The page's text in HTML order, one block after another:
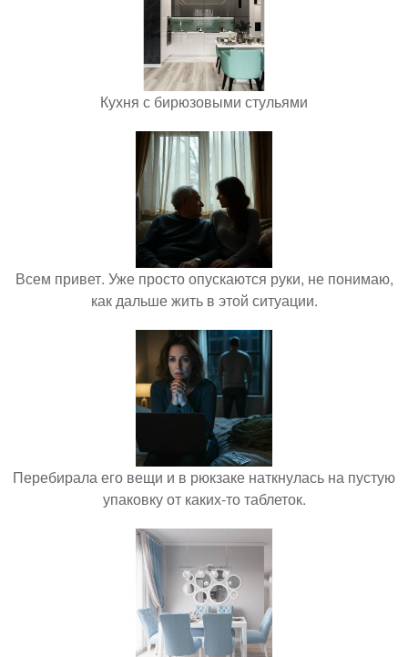
Кухня с бирюзовыми стульями
Всем привет. Уже просто опускаются руки, не понимаю,
как дальше жить в этой ситуации.
Перебирала его вещи и в рюкзаке наткнулась на пустую
упаковку от каких-то таблеток.